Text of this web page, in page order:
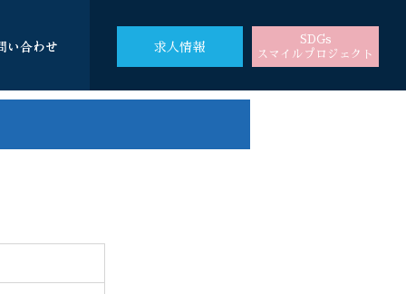
求人情報
SDGs
スマイルプロジェクト